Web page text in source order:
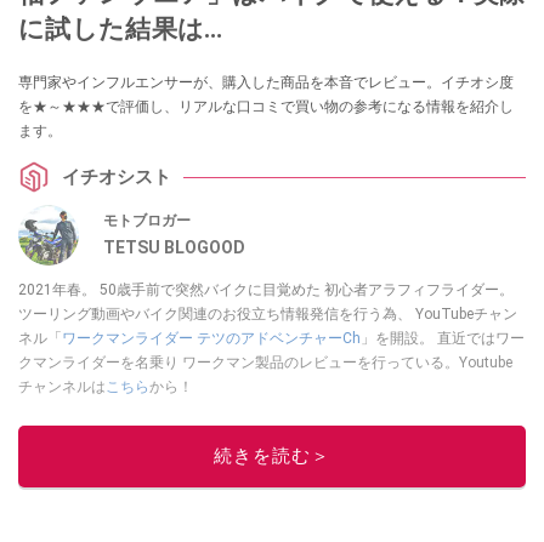
に試した結果は…
専門家やインフルエンサーが、購入した商品を本音でレビュー。イチオシ度
を★～★★★で評価し、リアルな口コミで買い物の参考になる情報を紹介し
ます。
イチオシスト
モトブロガー
TETSU BLOGOOD
2021年春。 50歳手前で突然バイクに目覚めた 初心者アラフィフライダー。
ツーリング動画やバイク関連のお役立ち情報発信を行う為、 YouTubeチャン
ネル「 ワークマンライダー テツのアドベンチャーCh 」を開設。 直近ではワー
クマンライダーを名乗り ワークマン製品のレビューを行っている。Youtube
チャンネルはこちらから！
このイチオシストの他の記事を読む
続きを読む＞